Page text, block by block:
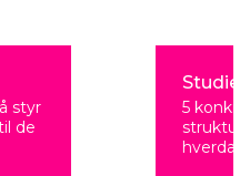
styr
de
5
struktur